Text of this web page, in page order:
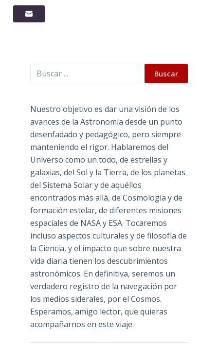
Buscar Buscar
Nuestro objetivo es dar una visión de los
avances de la Astronomía desde un punto
desenfadado y pedagógico, pero siempre
manteniendo el rigor. Hablaremos del
Universo como un todo, de estrellas y
galaxias, del Sol y la Tierra, de los planetas
del Sistema Solar y de aquéllos
encontrados más allá, de Cosmología y de
formación estelar, de diferentes misiones
espaciales de NASA y ESA. Tocaremos
incluso aspectos culturales y de filosofía de
la Ciencia, y el impacto que sobre nuestra
vida diaria tienen los descubrimientos
astronómicos. En definitiva, seremos un
verdadero registro de la navegación por
los medios siderales, por el Cosmos.
Esperamos, amigo lector, que quieras
acompañarnos en este viaje.